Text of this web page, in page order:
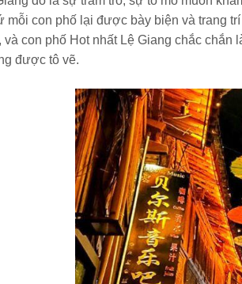
mỗi con phố lại được bày biện và trang
và con phố Hot nhất Lệ Giang chắc
được tô vẽ.